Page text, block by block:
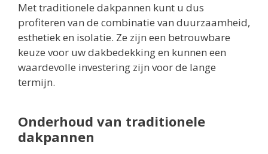
Met traditionele dakpannen kunt u dus
profiteren van de combinatie van duurzaamheid,
esthetiek en isolatie. Ze zijn een betrouwbare
keuze voor uw dakbedekking en kunnen een
waardevolle investering zijn voor de lange
termijn.
Onderhoud van traditionele
dakpannen